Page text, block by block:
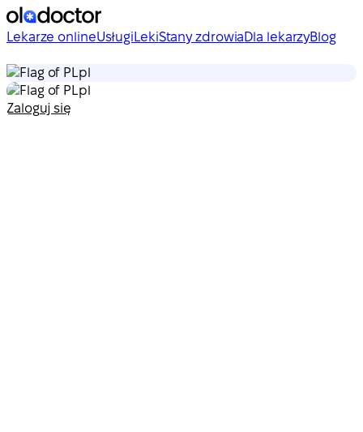
Lekarze onlineUsługi LekiStany zdrowiaDla lekarzyBlog
pl
pl
Zaloguj się